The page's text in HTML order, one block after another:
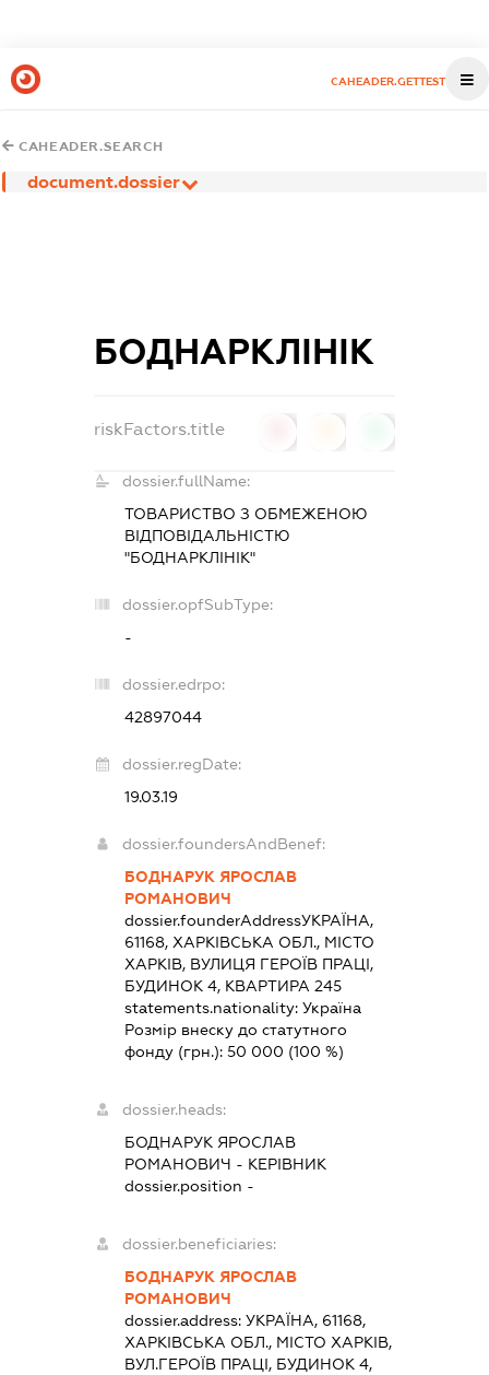
CAHEADER.GETTEST
CAHEADER.SEARCH
document.dossier
БОДНАРКЛІНІК
riskFactors.title
dossier.fullName:
ТОВАРИСТВО З ОБМЕЖЕНОЮ
ВІДПОВІДАЛЬНІСТЮ
"БОДНАРКЛІНІК"
dossier.opfSubType:
-
dossier.edrpo:
42897044
dossier.regDate:
19.03.19
dossier.foundersAndBenef:
БОДНАРУК ЯРОСЛАВ
РОМАНОВИЧ
dossier.founderAddressУКРАЇНА,
61168, ХАРКІВСЬКА ОБЛ., МІСТО
ХАРКІВ, ВУЛИЦЯ ГЕРОЇВ ПРАЦІ,
БУДИНОК 4, КВАРТИРА 245
statements.nationality:Україна
Розмір внеску до статутного
фонду (грн.):50 000 (100 %)
dossier.heads:
БОДНАРУК ЯРОСЛАВ
РОМАНОВИЧ - КЕРІВНИК
dossier.position -
dossier.beneficiaries:
БОДНАРУК ЯРОСЛАВ
РОМАНОВИЧ
dossier.address:УКРАЇНА, 61168,
ХАРКІВСЬКА ОБЛ., МІСТО ХАРКІВ,
ВУЛ.ГЕРОЇВ ПРАЦІ, БУДИНОК 4,